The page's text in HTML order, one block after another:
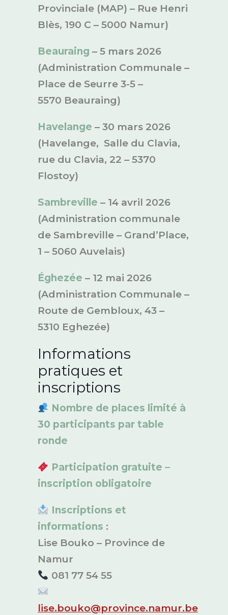
Provinciale (MAP) – Rue Henri
Blès, 190 C – 5000 Namur)
Beauraing – 5 mars 2026
(Administration Communale –
Place de Seurre 3-5 –
5570 Beauraing)
Havelange – 30 mars 2026
(Havelange, Salle du Clavia,
rue du Clavia, 22 – 5370
Flostoy)
Sambreville – 14 avril 2026
(Administration communale
de Sambreville – Grand’Place,
1 – 5060 Auvelais)
Éghezée – 12 mai 2026
(Administration Communale –
Route de Gembloux, 43 –
5310 Eghezée)
Informations
pratiques et
inscriptions
Nombre de places limité à
30 participants par table
ronde
Participation gratuite –
inscription obligatoire
Inscriptions et
informations :
Lise Bouko – Province de
Namur
081 77 54 55
lise.bouko@province.namur.be